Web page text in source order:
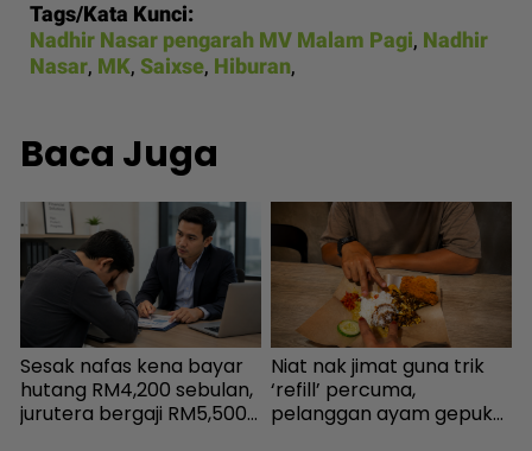
Tags/Kata Kunci:
Nadhir Nasar pengarah MV Malam Pagi, Nadhir
Nasar, MK, Saixse, Hiburan,
Baca Juga
Sesak nafas kena bayar
hutang RM4,200 sebulan,
jurutera bergaji RM5,500
Niat nak jimat guna trik
‘refill’ percuma,
pelanggan ayam gepuk